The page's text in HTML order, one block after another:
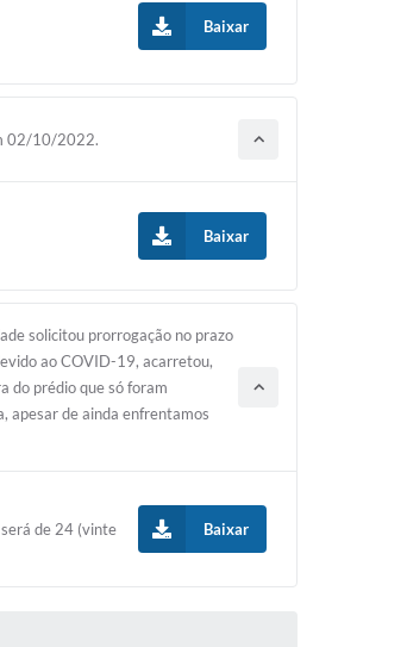
Baixar
02/10/2022.
Baixar
solicitou prorrogação no prazo
ao COVID-19, acarretou,
do prédio que só foram
apesar de ainda enfrentamos
de 24 (vinte
Baixar